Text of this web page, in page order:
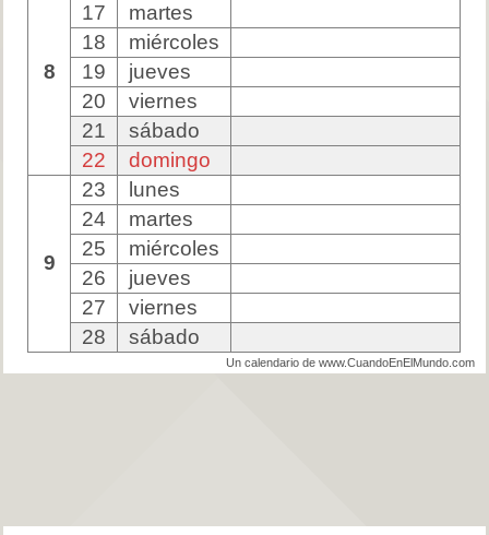
8
17
martes
18
miércoles
19
jueves
20
viernes
21
sábado
22
domingo
9
23
lunes
24
martes
25
miércoles
26
jueves
27
viernes
28
sábado
Un calendario de www.CuandoEnElMundo.com